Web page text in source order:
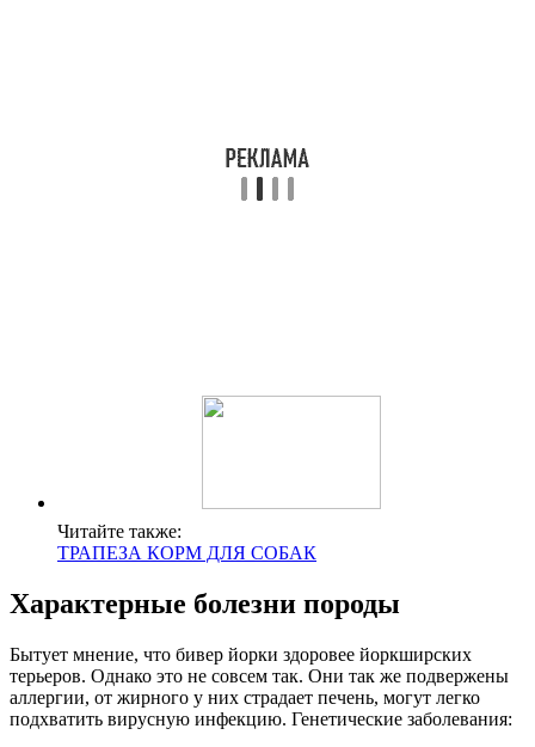
Читайте также:
ТРАПЕЗА КОРМ ДЛЯ СОБАК
Характерные болезни породы
Бытует мнение, что бивер йорки здоровее йоркширских
терьеров. Однако это не совсем так. Они так же подвержены
аллергии, от жирного у них страдает печень, могут легко
подхватить вирусную инфекцию. Генетические заболевания: